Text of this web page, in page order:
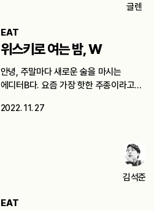
글렌
EAT
위스키로 여는 밤, W
안녕, 주말마다 새로운 술을 마시는
에디터B다. 요즘 가장 핫한 주종이라고…
2022. 11. 27
김석준
EAT